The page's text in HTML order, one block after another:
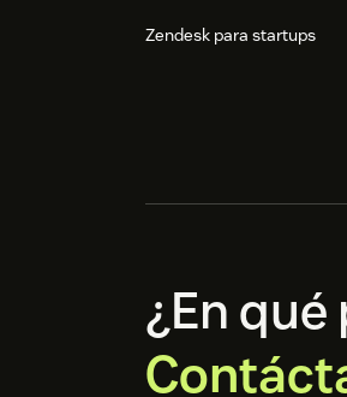
Zendesk para startups
¿En